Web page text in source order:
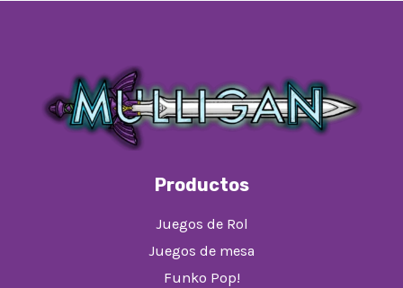
Productos
Juegos de Rol
Juegos de mesa
Funko Pop!